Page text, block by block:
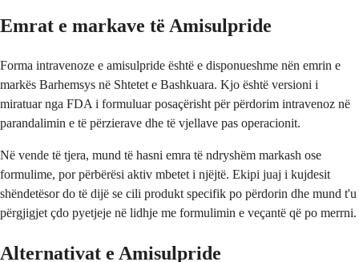
Emrat e markave të Amisulpride
Forma intravenoze e amisulpride është e disponueshme nën emrin e
markës Barhemsys në Shtetet e Bashkuara. Kjo është versioni i
miratuar nga FDA i formuluar posaçërisht për përdorim intravenoz në
parandalimin e të përzierave dhe të vjellave pas operacionit.
Në vende të tjera, mund të hasni emra të ndryshëm markash ose
formulime, por përbërësi aktiv mbetet i njëjtë. Ekipi juaj i kujdesit
shëndetësor do të dijë se cili produkt specifik po përdorin dhe mund t'u
përgjigjet çdo pyetjeje në lidhje me formulimin e veçantë që po merrni.
Alternativat e Amisulpride